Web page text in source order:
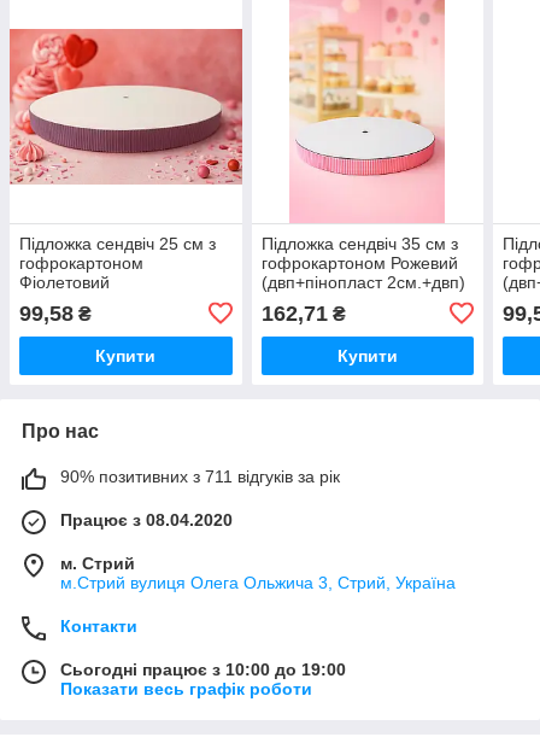
Підложка сендвіч 25 см з
гофрокартоном
Фіолетовий
(двп+пінопласт 2см.+двп)
99,58 ₴
Купити
Підложка сендвіч 35 см з
гофрокартоном Рожевий
(двп+пінопласт 2см.+двп)
162,71₴
Купити
Про нас
90% позитивних з 711 відгуків за рік
Працює з 08.04.2020
м. Стрий
м.Стрий вулиця Олега Ольжича 3, Стрий, Україна
Контакти
Сьогодні працює з 10:00 до 19:00
Показати весь графік роботи